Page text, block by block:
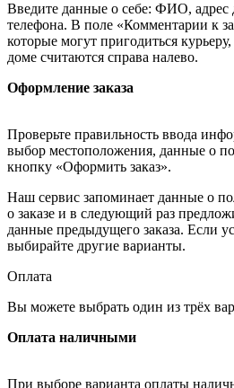
Введите данные о себе: ФИО, адрес
телефона. В поле «Комментарии к
которые могут пригодиться
доме считаются справа налево.
Оформление заказа
Проверьте правильность ввода
выбор местоположения, данные о
кнопку «Оформить заказ».
Наш сервис запоминает данные о
о заказе и в следующий раз
данные предыдущего заказа. Если
выбирайте другие варианты.
Оплата
Вы можете выбрать один из трёх
Оплата наличными
При выборе варианта оплаты